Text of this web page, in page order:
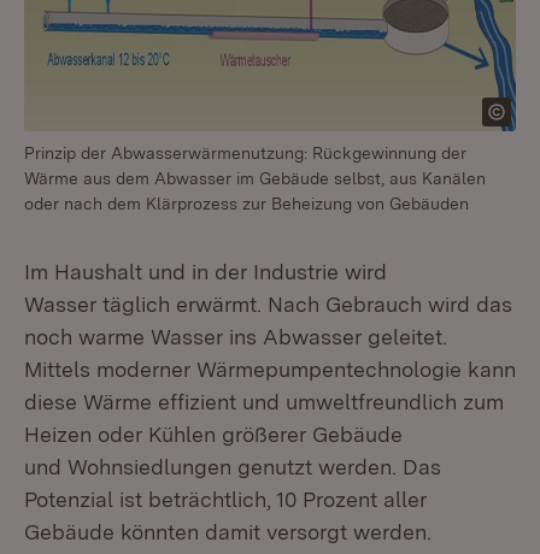
Prinzip der Abwasserwärmenutzung: Rückgewinnung der
Wärme aus dem Abwasser im Gebäude selbst, aus Kanälen
oder nach dem Klärprozess zur Beheizung von Gebäuden
Im Haushalt und in der Industrie wird
Wasser täglich erwärmt. Nach Gebrauch wird das
noch warme Wasser ins Abwasser geleitet.
Mittels moderner Wärmepumpentechnologie kann
diese Wärme effizient und umweltfreundlich zum
Heizen oder Kühlen größerer Gebäude
und Wohnsiedlungen genutzt werden. Das
Potenzial ist beträchtlich, 10 Prozent aller
Gebäude könnten damit versorgt werden.